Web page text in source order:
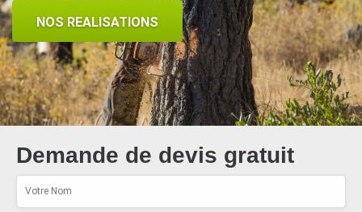
NOS REALISATIONS
Demande de devis gratuit